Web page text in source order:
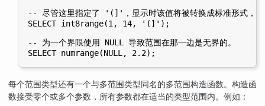
-- 尽管这里指定了 '(]'，显示时该值将被转换成标准形式，
SELECT int8range(1, 14, '(]');
-- 为一个界限使用 NULL 导致范围在那一边是无界的。
每个范围类型还有一个与多范围类型同名的多范围构造函数。构造函
数接受零个或多个参数，所有参数都在适当的类型范围内。例如：